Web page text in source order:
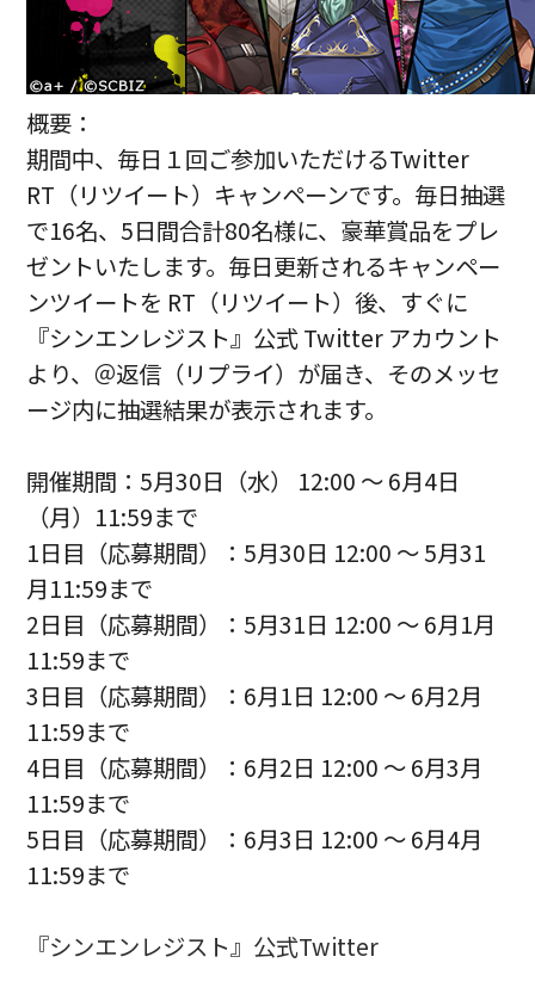
概要：
期間中、毎日１回ご参加いただけるTwitter
RT（リツイート）キャンペーンです。毎日抽選
で16名、5日間合計80名様に、豪華賞品をプレ
ゼントいたします。毎日更新されるキャンペー
ンツイートを RT（リツイート）後、すぐに
『シンエンレジスト』公式 Twitter アカウント
より、＠返信（リプライ）が届き、そのメッセ
ージ内に抽選結果が表示されます。
開催期間：5月30日（水） 12:00 ～ 6月4日
（月）11:59まで
1日目（応募期間）：5月30日 12:00 ～ 5月31
月11:59まで
2日目（応募期間）：5月31日 12:00 ～ 6月1月
11:59まで
3日目（応募期間）：6月1日 12:00 ～ 6月2月
11:59まで
4日目（応募期間）：6月2日 12:00 ～ 6月3月
11:59まで
5日目（応募期間）：6月3日 12:00 ～ 6月4月
11:59まで
『シンエンレジスト』公式Twitter